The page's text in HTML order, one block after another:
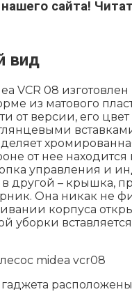
сайта!
вид
VCR 08
из матового
от версии, его
от нее находится
управления и
в другой – крышка,
Она никак не
корпуса
уборки